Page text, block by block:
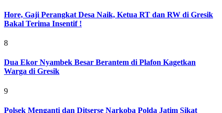
Hore, Gaji Perangkat Desa Naik, Ketua RT dan RW di Gresik
Bakal Terima Insentif !
8
Dua Ekor Nyambek Besar Berantem di Plafon Kagetkan
Warga di Gresik
9
Polsek Menganti dan Ditserse Narkoba Polda Jatim Sikat